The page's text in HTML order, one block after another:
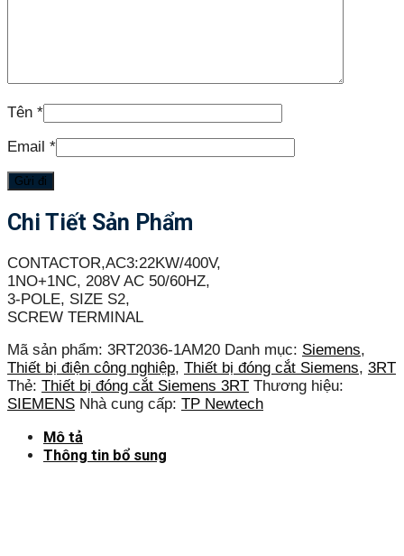
Tên *
Email *
Chi Tiết Sản Phẩm
CONTACTOR,AC3:22KW/400V,
1NO+1NC, 208V AC 50/60HZ,
3-POLE, SIZE S2,
SCREW TERMINAL
Mã sản phẩm: 3RT2036-1AM20 Danh mục: Siemens,
Thiết bị điện công nghiệp, Thiết bị đóng cắt Siemens, 3RT
Thẻ: Thiết bị đóng cắt Siemens 3RT Thương hiệu:
SIEMENS Nhà cung cấp: TP Newtech
Mô tả
Thông tin bổ sung